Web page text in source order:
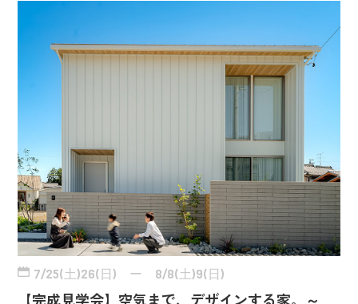
7/25(土)26(日) ー 8/8(土)9(日)
【完成見学会】空気まで、デザインする家。～